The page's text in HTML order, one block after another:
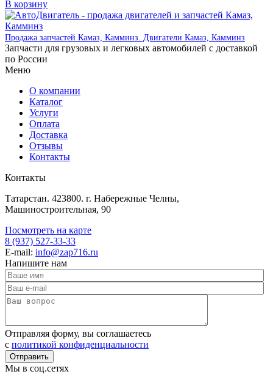
В корзину
Продажа запчастей Камаз, Камминз. Двигатели Камаз, Камминз
Запчасти для грузовых и легковых автомобилей с доставкой
по России
Меню
О компании
Каталог
Услуги
Оплата
Доставка
Отзывы
Контакты
Контакты
Татарстан. 423800. г. Набережные Челны,
Машиностроительная, 90
Посмотреть на карте
8 (937) 527-33-33
E-mail: info@zap716.ru
Напишите нам
Отправляя форму, вы соглашаетесь
c политикой конфиденциальности
Мы в соц.сетях